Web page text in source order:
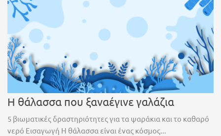
Η θάλασσα που ξαναέγινε γαλάζια
5 βιωματικές δραστηριότητες για τα ψαράκια και το καθαρό
νερό Εισαγωγή Η θάλασσα είναι ένας κόσμος...